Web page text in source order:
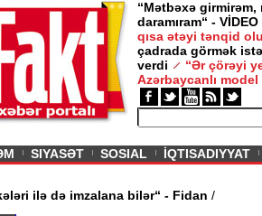
“Mətbəxə girmirəm,
daramıram“ - VİDEO
qısa ətəyi tənqid
çadrada görmək
verdi
“Ər çörəyi
Azərbaycanlı model
SIYASƏT SOSIAL İQTISADIYYAT
ölkələri ilə də imzalana bilər“ - Fidan